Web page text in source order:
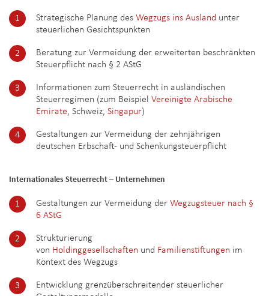
Strategische Planung des Wegzugs ins Ausland unter
steuerlichen Gesichtspunkten
Beratung zur Vermeidung der erweiterten beschränkten
Steuerpflicht nach § 2 AStG
Informationen zum Steuerrecht in ausländischen
Steuerregimen (zum Beispiel Vereinigte Arabische
Emirate, Schweiz, Singapur)
Gestaltungen zur Vermeidung der zehnjährigen
deutschen Erbschaft- und Schenkungsteuerpflicht
Internationales Steuerrecht – Unternehmen
Gestaltungen zur Vermeidung der Wegzugsteuer nach §
6 AStG
Strukturierung
von Holdinggesellschaften und Familienstiftungen im
Kontext des Wegzugs
Entwicklung grenzüberschreitender steuerlicher